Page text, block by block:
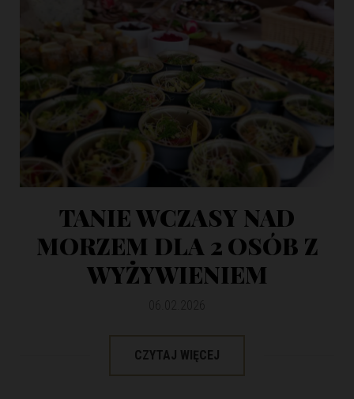
TANIE WCZASY NAD
MORZEM DLA 2 OSÓB Z
WYŻYWIENIEM
CZYTAJ WIĘCEJ